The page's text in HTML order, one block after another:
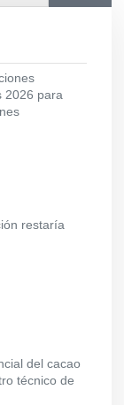
2026 para
restaría
del cacao
técnico de